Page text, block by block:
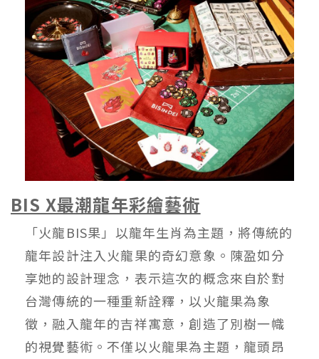
BIS X最潮龍年彩繪藝術
「火龍BIS果」以龍年生肖為主題，將傳統的
龍年設計注入火龍果的奇幻意象。陳盈如分
享她的設計理念，表示這次的概念來自於對
台灣傳統的一種重新詮釋，以火龍果為象
徵，融入龍年的吉祥寓意，創造了別樹一幟
的視覺藝術。不僅以火龍果為主題，龍頭昂